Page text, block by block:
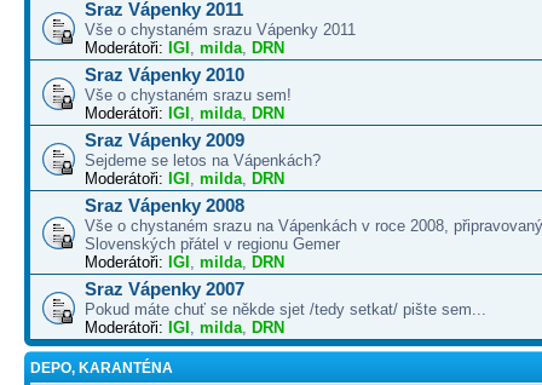
Sraz Vápenky 2011
Vše o chystaném srazu Vápenky 2011
Moderátoři: IGI , milda, DRN
Sraz Vápenky 2010
Vše o chystaném srazu sem!
Moderátoři: IGI , milda, DRN
Sraz Vápenky 2009
Sejdeme se letos na Vápenkách?
Moderátoři: IGI , milda, DRN
Sraz Vápenky 2008
Vše o chystaném srazu na Vápenkách v roce 2008,
Slovenských přátel v regionu Gemer
Moderátoři: IGI , milda, DRN
Sraz Vápenky 2007
Pokud máte chuť se někde sjet /tedy setkat/ pište sem...
Moderátoři: IGI , milda, DRN
DEPO, KARANTÉNA